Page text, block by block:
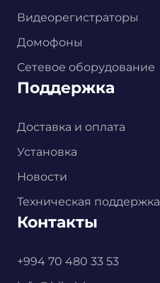
Видеорегистраторы
Домофоны
Сетевое оборудование
Поддержка
Доставка и оплата
Установка
Новости
Техническая поддержка
Контакты
+994 70 480 33 53